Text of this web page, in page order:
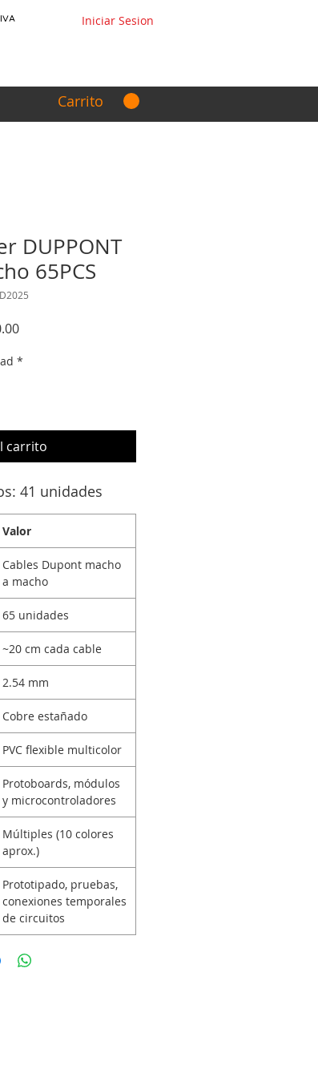
Iniciar Sesion
Carrito
DUPPONT
65PCS
Precio
*
carrito
41 unidades
Valor
Cables Dupont macho
a macho
65 unidades
~20 cm cada cable
2.54 mm
Cobre estañado
PVC flexible multicolor
Protoboards, módulos
y microcontroladores
Múltiples (10 colores
aprox.)
Prototipado, pruebas,
conexiones temporales
de circuitos